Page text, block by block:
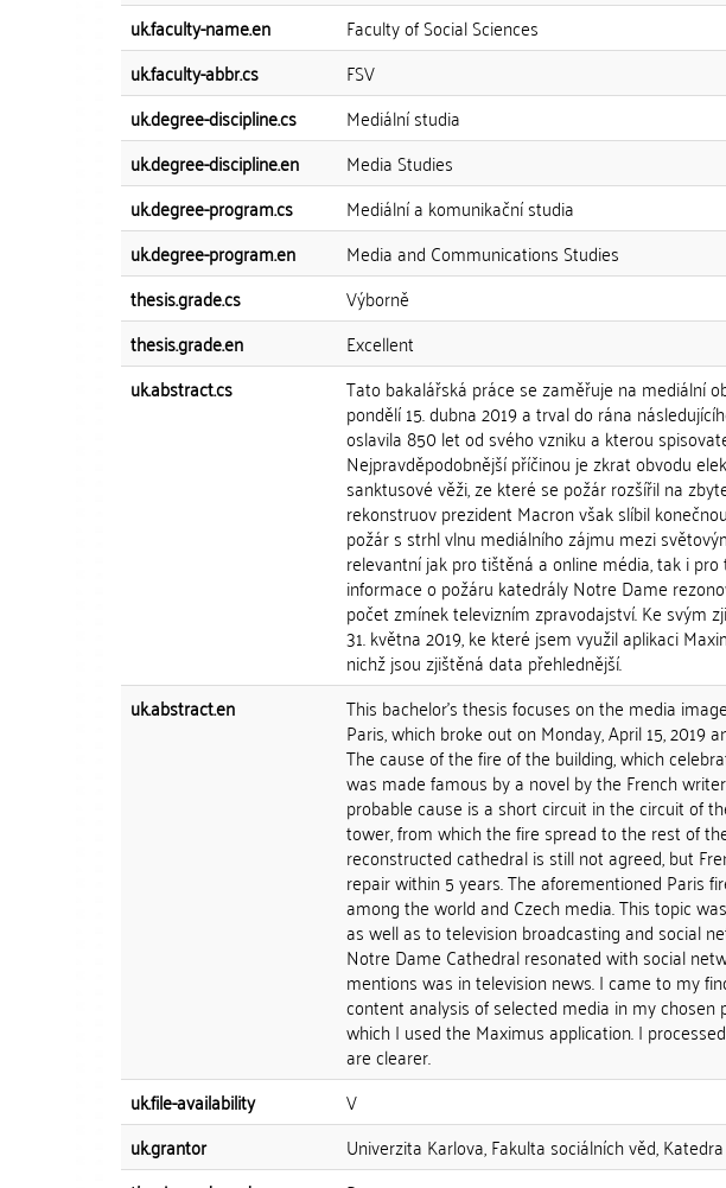
uk.faculty-name.en
Faculty of Social Sciences
uk.faculty-abbr.cs
FSV
uk.degree-discipline.cs
Mediální studia
uk.degree-discipline.en
Media Studies
uk.degree-program.cs
Mediální a komunikační studia
uk.degree-program.en
Media and Communications Studies
thesis.grade.cs
Výborně
thesis.grade.en
Excellent
uk.abstract.cs
Tato bakalářská práce se zaměřuje na mediální
pondělí 15. dubna 2019 a trval do rána
oslavila 850 let od svého vzniku a kterou
Nejpravděpodobnější příčinou je zkrat obvodu
sanktusové věži, ze které se požár rozšířil na
rekonstruov prezident Macron však slíbil
požár s strhl vlnu mediálního zájmu mezi
relevantní jak pro tištěná a online média, tak i
informace o požáru katedrály Notre Dame
počet zmínek televizním zpravodajství. Ke svým
31. května 2019, ke které jsem využil aplikaci
nichž jsou zjištěná data přehlednější.
uk.abstract.en This bachelor's thesis focuses on the media
Paris, which broke out on Monday, April 15,
The cause of the fire of the building, which
was made famous by a novel by the French
probable cause is a short circuit in the circuit of
tower, from which the fire spread to the rest of
reconstructed cathedral is still not agreed, but
repair within 5 years. The aforementioned Paris
among the world and Czech media. This topic
as well as to television broadcasting and social
Notre Dame Cathedral resonated with social
mentions was in television news. I came to my
content analysis of selected media in my chosen
which I used the Maximus application. I
are clearer.
uk.file-availability
V
uk.grantor
Univerzita Karlova, Fakulta sociálních věd,